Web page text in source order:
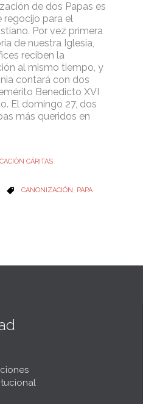
de dos Papas es
regocijo para el
Por vez primera
de nuestra Iglesia,
reciben la
al mismo tiempo, y
contará con dos
Benedicto XVI
El domingo 27, dos
más queridos en
CÁRITAS
 CATEGORY
CANONIZACIÓN , PAPA